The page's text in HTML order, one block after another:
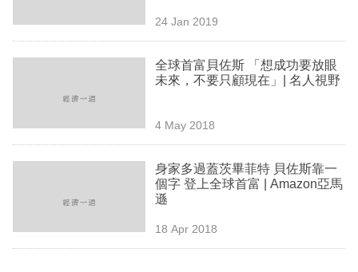
區
24 Jan 2019
全球首富貝佐斯 「想成功要放眼
未來，不要只顧現在」| 名人視野
4 May 2018
身家多過蓋茨畢菲特 貝佐斯靠一
個字 登上全球首富 | Amazon亞馬
遜
18 Apr 2018